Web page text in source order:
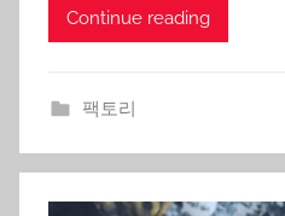
Continue reading
팩토리